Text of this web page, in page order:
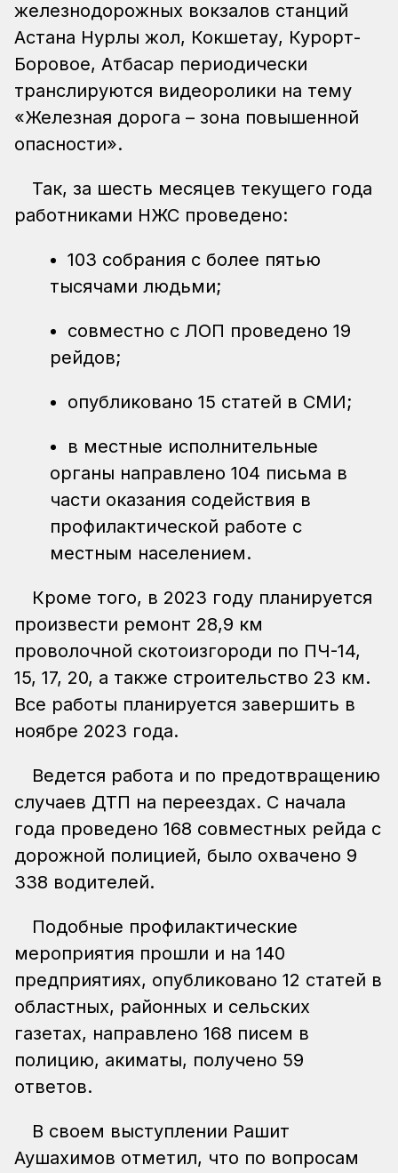
железнодорожных вокзалов станций
Астана Нурлы жол, Кокшетау, Курорт-
Боровое, Атбасар периодически
транслируются видеоролики на тему
«Железная дорога – зона повышенной
опасности».
Так, за шесть месяцев текущего года
работниками НЖС проведено:
103 собрания с более пятью
тысячами людьми;
совместно с ЛОП проведено 19
рейдов;
опубликовано 15 статей в СМИ;
в местные исполнительные
органы направлено 104 письма в
части оказания содействия в
профилактической работе с
местным населением.
Кроме того, в 2023 году планируется
произвести ремонт 28,9 км
проволочной скотоизгороди по ПЧ-14,
15, 17, 20, а также строительство 23 км.
Все работы планируется завершить в
ноябре 2023 года.
Ведется работа и по предотвращению
случаев ДТП на переездах. С начала
года проведено 168 совместных рейда с
дорожной полицией, было охвачено 9
338 водителей.
Подобные профилактические
мероприятия прошли и на 140
предприятиях, опубликовано 12 статей в
областных, районных и сельских
газетах, направлено 168 писем в
полицию, акиматы, получено 59
ответов.
В своем выступлении Рашит
Аушахимов отметил, что по вопросам